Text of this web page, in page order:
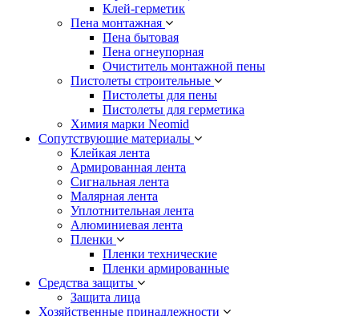
Клей-герметик
Пена монтажная
Пена бытовая
Пена огнеупорная
Очиститель монтажной пены
Пистолеты строительные
Пистолеты для пены
Пистолеты для герметика
Химия марки Neomid
Сопутствующие материалы
Клейкая лента
Армированная лента
Сигнальная лента
Малярная лента
Уплотнительная лента
Алюминиевая лента
Пленки
Пленки технические
Пленки армированные
Средства защиты
Защита лица
Хозяйственные принадлежности